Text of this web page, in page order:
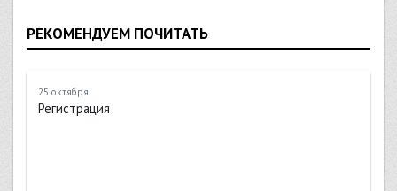
РЕКОМЕНДУЕМ ПОЧИТАТЬ
25 октября
Регистрация